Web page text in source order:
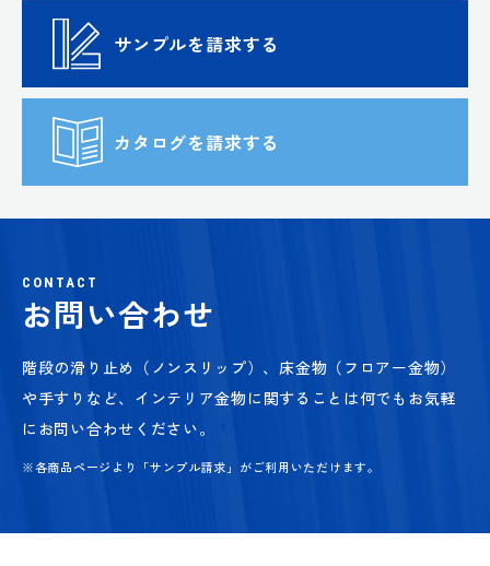
サンプルを請求する
カタログを請求する
CONTACT
お問い合わせ
階段の滑り止め（ノンスリップ）、床金物（フロアー金物）
や手すりなど、 インテリア金物に関することは何でもお気軽
にお問い合わせください。
※各商品ページより「サンプル請求」がご利用いただけます。